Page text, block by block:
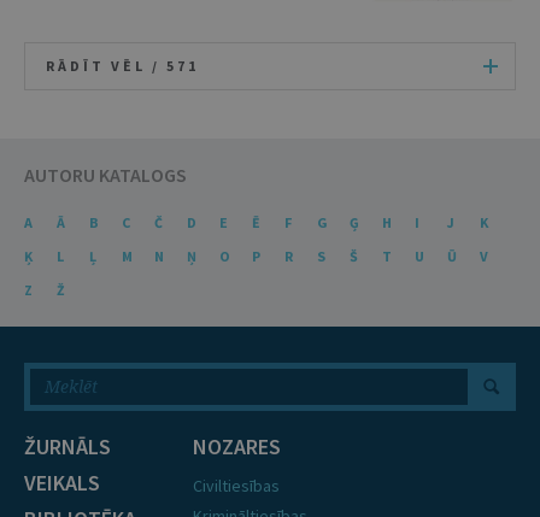
RĀDĪT VĒL / 571
AUTORU KATALOGS
A Ā B C Č D E Ē F G Ģ H I J
K
Ķ
L Ļ M N Ņ O P R S Š T U Ū
V
Z
Ž
ŽURNĀLS
VEIKALS
NOZARES
Civiltiesības